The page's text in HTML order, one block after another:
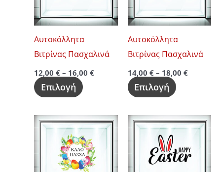
Αυτοκόλλητα
Βιτρίνας Πασχαλινά
12,00€ – 16,00€
Επιλογή
πολλαπλές
παραλλαγές.
Οι
επιλογές
να
σελίδα
του
προϊόντος
Αυτοκόλλητα
Βιτρίνας Πασχαλινά
14,00 € – 18,00 €
Επιλογή
πολλαπλές
Οι
επιλογές
να
σελίδα
προϊόντος
Price
range:
through
18,00 €
Αυτό
το
προϊόν
έχει
Price
range:
through
18,00 €
Αυτό
προϊόν
έχει